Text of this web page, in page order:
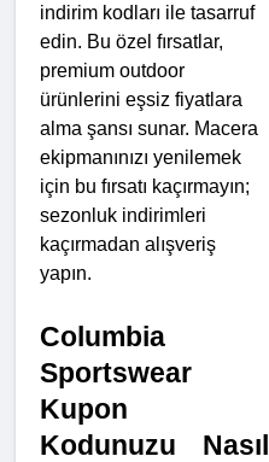
indirim kodları ile tasarruf
edin. Bu özel fırsatlar,
premium outdoor
ürünlerini eşsiz fiyatlara
alma şansı sunar. Macera
ekipmanınızı yenilemek
için bu fırsatı kaçırmayın;
sezonluk indirimleri
kaçırmadan alışveriş
yapın.
Columbia
Sportswear
Kupon
Kodunuzu Nasıl